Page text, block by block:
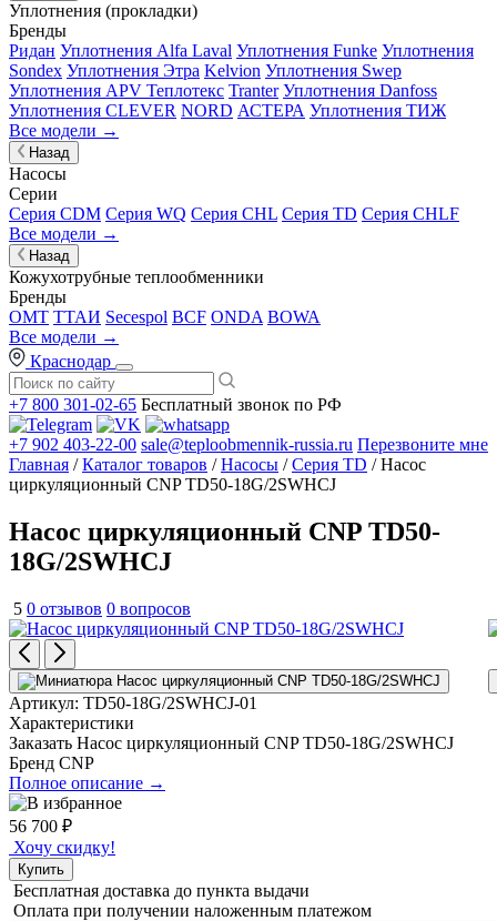
Уплотнения (прокладки)
Бренды
Ридан Уплотнения Alfa Laval Уплотнения Funke Уплотнения
Sondex Уплотнения Этра Kelvion Уплотнения Swep
Уплотнения APV Теплотекс Tranter Уплотнения Danfoss
Уплотнения CLEVER NORD АСТЕРА Уплотнения ТИЖ
Все модели →
Назад
Насосы
Серии
Серия CDM Серия WQ Серия CHL Серия TD Серия CHLF
Все модели →
Назад
Кожухотрубные теплообменники
Бренды
OMT ТТАИ Secespol BCF ONDA BOWA
Все модели →
Краснодар
+7 800 301-02-65 Бесплатный звонок по РФ
+7 902 403-22-00 sale@teploobmennik-russia.ru Перезвоните мне
Главная /Каталог товаров /Насосы /Серия TD / Насос
циркуляционный CNP TD50-18G/2SWHCJ
Насос циркуляционный CNP TD50-
18G/2SWHCJ
5 0 отзывов 0 вопросов
Артикул: TD50-18G/2SWHCJ-01
Характеристики
Заказать Насос циркуляционный CNP TD50-18G/2SWHCJ
Бренд CNP
Полное описание →
56 700 ₽
Хочу скидку!
Купить
Бесплатная доставка до пункта выдачи
Оплата при получении наложенным платежом